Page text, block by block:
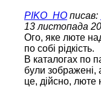
PIKO_HO писав:
13 листопада
Ого, яке люте
по собі рідкість.
В каталогах по
були зображені,
це, дійсно, люте